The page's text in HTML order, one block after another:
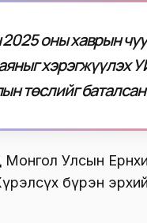
оны хаврын
аяныг хэрэгжүүлэх
төслийг
Улсын
бүрэн